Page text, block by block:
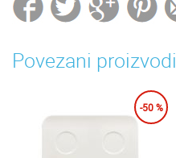
Povezani proizvodi
-50 %